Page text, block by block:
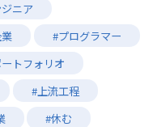
ニア
#プログラマー
トフォリオ
#上流工程
#休む